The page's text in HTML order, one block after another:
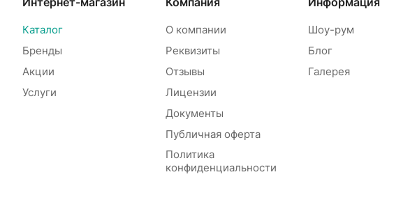
Каталог
Бренды
Акции
Услуги
О компании
Реквизиты
Отзывы
Лицензии
Документы
Публичная оферта
Политика
конфиденциальности
Шоу-рум
Блог
Галерея